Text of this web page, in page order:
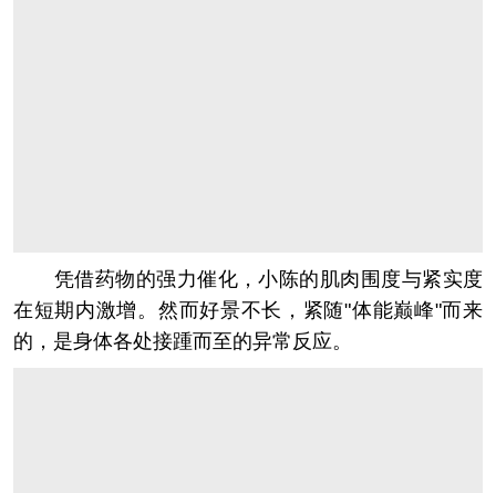
凭借药物的强力催化，小陈的肌肉围度与紧实度
在短期内激增。然而好景不长，紧随"体能巅峰"而来
的，是身体各处接踵而至的异常反应。